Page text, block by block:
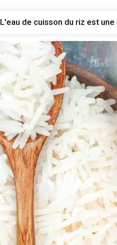
L'eau de cuisson du riz est